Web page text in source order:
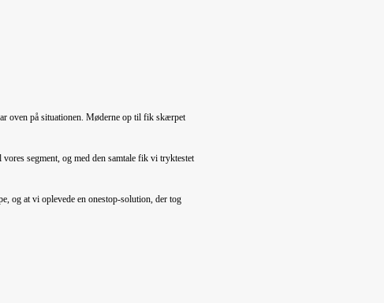
oven på situationen. Møderne op til fik skærpet
segment, og med den samtale fik vi tryktestet
og at vi oplevede en onestop-solution, der tog